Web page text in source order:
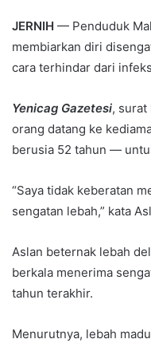
JERNIH — Penduduk
membiarkan diri
cara terhindar dari
Yenicag Gazetesi, surat
orang datang ke
berusia 52 tahun —
“Saya tidak keberatan
sengatan lebah,” kata
Aslan beternak lebah
berkala menerima
tahun terakhir.
Menurutnya, lebah